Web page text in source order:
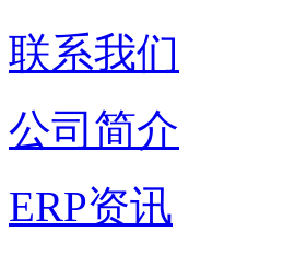
联系我们
公司简介
ERP资讯